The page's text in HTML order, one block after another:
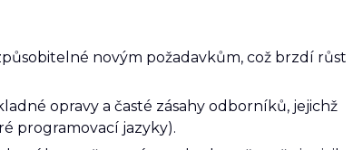
novým požadavkům, což brzdí růst
opravy a časté zásahy odborníků, jejichž
programovací jazyky).